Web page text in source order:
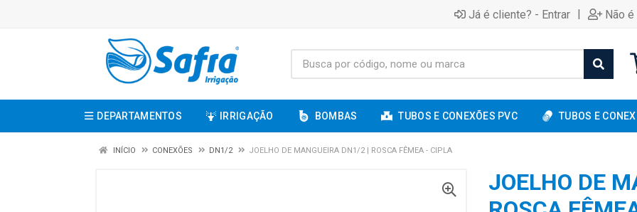
Já é cliente? - Entrar | Não
DEPARTAMENTOS IRRIGAÇÃO BOMBAS TUBOS E CONEXÕES PVC TUBOS E
INÍCIO CONEXÕES DN1/2 JOELHO DE MANGUEIRA DN1/2 | ROSCA FÊMEA - CIPLA
JOELHO DE